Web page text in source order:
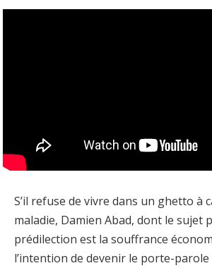
S’il refuse de vivre dans un ghetto à
maladie, Damien Abad, dont le sujet
prédilection est la souffrance
l’intention de devenir le porte-